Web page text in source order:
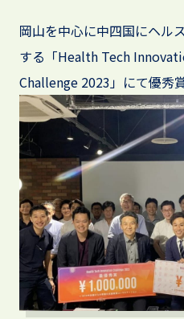
岡山を中心に中四国にヘル
する 「Health Tech
Challenge 2023」にて優秀